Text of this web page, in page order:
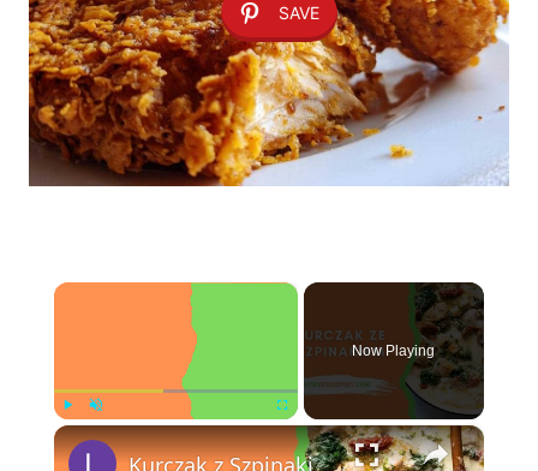
SAVE
×
Fullscreen
Now Playing
×